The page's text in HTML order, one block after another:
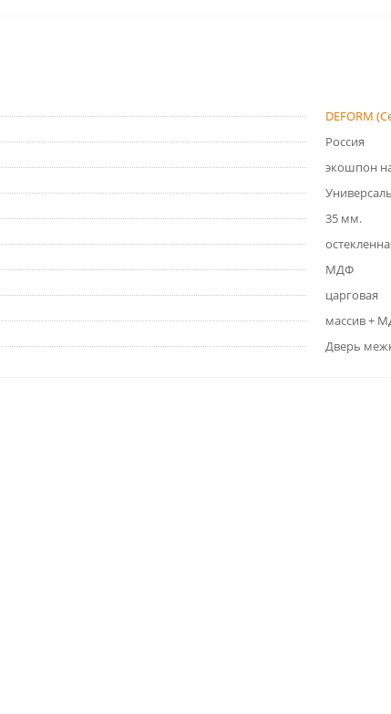
DEFORM
Россия
экошпон
35 мм.
МДФ
царговая
массив +
Дверь